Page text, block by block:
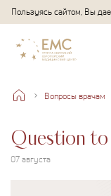
Пользуясь сайтом, Вы
Вопросы врачам
Question to
07 августа